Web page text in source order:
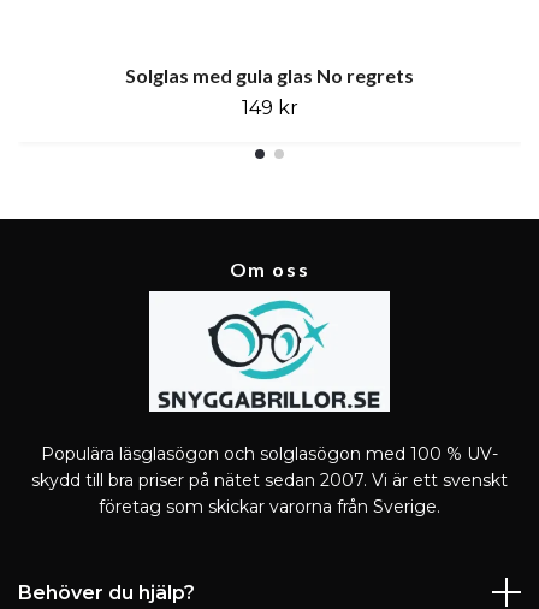
Solglas med gula glas No regrets
149 kr
Om oss
Populära läsglasögon och solglasögon med 100 % UV-
skydd till bra priser på nätet sedan 2007. Vi är ett svenskt
företag som skickar varorna från Sverige.
Behöver du hjälp?